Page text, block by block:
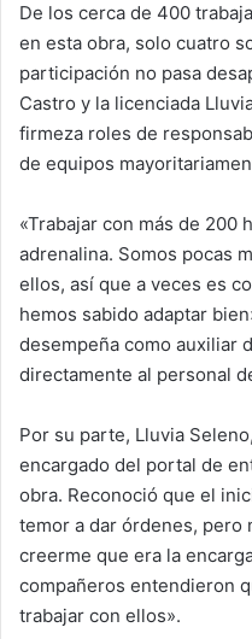
De los cerca de 400
en esta obra, solo cuatro
participación no pasa
Castro y la licenciada
firmeza roles de
de equipos
«Trabajar con más de 200
adrenalina. Somos pocas
ellos, así que a veces es
hemos sabido adaptar
desempeña como auxiliar
directamente al personal
Por su parte, Lluvia
encargado del portal de
obra. Reconoció que el
temor a dar órdenes, pero
creerme que era la
compañeros entendieron
trabajar con ellos».